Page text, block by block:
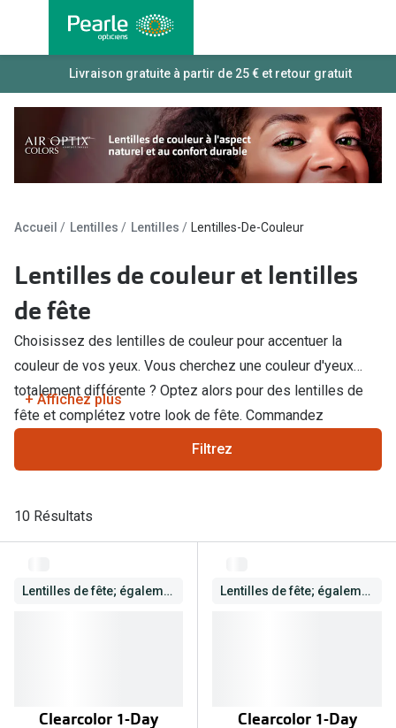
directement
Nos lunettes
Lunettes femmes
Lunettes hommes
Types de lunettes
Lunettes d'ordinateur
Abonnement lunettes
Actions
Toutes
Lentilles
Lentilles
Lentilles
Lentilles
Produits
Actions
Achat
Livraison gratuite à partir de 25 € et retour gratuit
Accueil Lentilles Lentilles Lentilles-De-Couleur
Lentilles de couleur et lentilles
de fête
Choisissez des lentilles de couleur pour accentuer la
couleur de vos yeux. Vous cherchez une couleur d'yeux
totalement différente ? Optez alors pour des lentilles de
fête et complétez votre look de fête. Commandez
facilement et rapidement en ligne chez Pearle.
+ Affichez plus
Filtrez
10 Résultats
Lentilles de fête; également correctrices
Clearcolor 1-Day
Lentilles de fête; également correctrices
Clearcolor 1-Day